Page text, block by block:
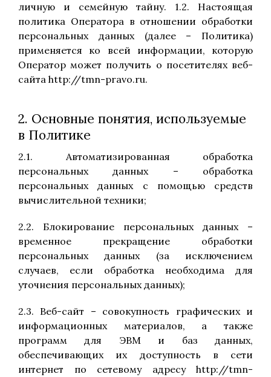
личную и семейную тайну. 1.2. Настоящая
политика Оператора в отношении обработки
персональных данных (далее – Политика)
применяется ко всей информации, которую
Оператор может получить о посетителях веб-
сайта http://tmn-pravo.ru.
2. Основные понятия, используемые
в Политике
2.1. Автоматизированная обработка
персональных данных – обработка
персональных данных с помощью средств
вычислительной техники;
2.2. Блокирование персональных данных –
временное прекращение обработки
персональных данных (за исключением
случаев, если обработка необходима для
уточнения персональных данных);
2.3. Веб-сайт – совокупность графических и
информационных материалов, а также
программ для ЭВМ и баз данных,
обеспечивающих их доступность в сети
интернет по сетевому адресу http://tmn-